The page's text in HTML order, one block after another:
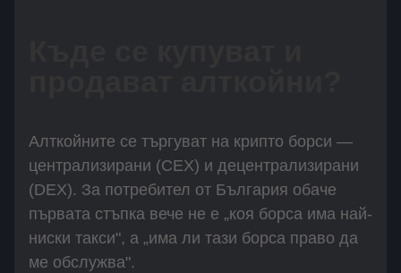
Алткойните се търгуват на крипто борси —
централизирани (CEX) и децентрализирани
(DEX). За потребител от България обаче
първата стъпка вече не е „коя борса има най-
ниски такси", а „има ли тази борса право да
ме обслужва".